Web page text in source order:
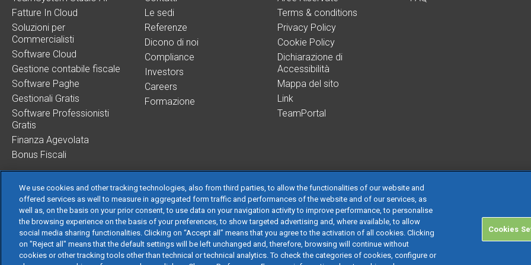
Fatture In Cloud
Soluzioni per
Commercialisti
Software Cloud
Gestione contabile fiscale
Software Paghe
Gestionali Gratis
Software Professionisti
Gratis
Finanza Agevolata
Bonus Fiscali
Le sedi
Referenze
Dicono di noi
Compliance
Investors
Careers
Formazione
Terms & conditions
Privacy Policy
Cookie Policy
Dichiarazione di
Accessibilità
Mappa del sito
Link
TeamPortal
TeamSystem S.p.A. società con socio unico soggetta all’attività di direzione e coordinamento di
S.p.A. - Cap. Soc. € 24.000.000 I.v. - C.C.I.A.A. delle Marche - P.I. 01035310414
Sede Legale e Amministrativa: Via Sandro Pertini, 88 - 61122 Pesaro (PU) - Tutti i diritti riservati
We use cookies and other tracking technologies, also from third parties, to allow the functionalities of our website and
offered services as well to measure in aggregated form traffic and performances of the website and of our services, as
well as, on the basis on your prior consent, to use data on your navigation activity to improve performance, to personalise
the browsing experience on the basis of your preferences, to show targeted advertising and, where available, to allow
social media sharing functionalities. Clicking on “Accept all” means that you agree to the activation of all cookies. Clicking
on "Reject all" means that the default settings will be left unchanged and, therefore, browsing will continue without
cookies or other tracking tools other than technical or technical analytics. To check the categories of cookies, configure or
Cookies